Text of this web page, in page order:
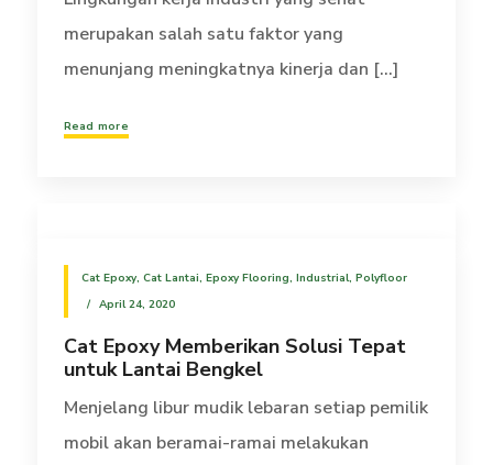
merupakan salah satu faktor yang
menunjang meningkatnya kinerja dan [...]
Read more
Cat Epoxy, Cat Lantai, Epoxy Flooring, Industrial, Polyfloor
April 24, 2020
Cat Epoxy Memberikan Solusi Tepat
untuk Lantai Bengkel
Menjelang libur mudik lebaran setiap pemilik
mobil akan beramai-ramai melakukan